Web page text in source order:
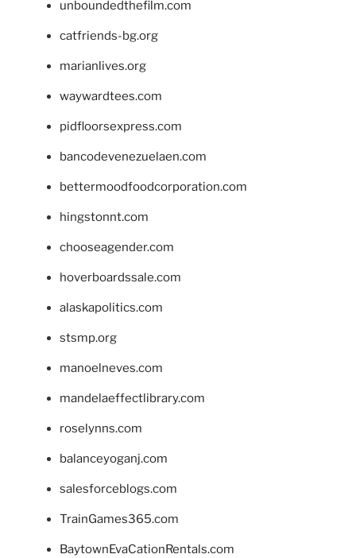
unboundedthefilm.com
catfriends-bg.org
marianlives.org
waywardtees.com
pidfloorsexpress.com
bancodevenezuelaen.com
bettermoodfoodcorporation.com
hingstonnt.com
chooseagender.com
hoverboardssale.com
alaskapolitics.com
stsmp.org
manoelneves.com
mandelaeffectlibrary.com
roselynns.com
balanceyoganj.com
salesforceblogs.com
TrainGames365.com
BaytownEvaCationRentals.com